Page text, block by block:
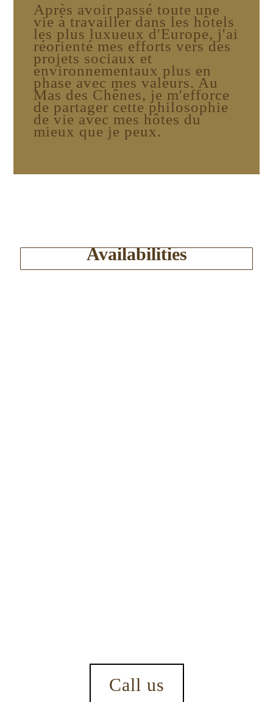
Après avoir passé toute une
vie à travailler dans les hôtels
les plus luxueux d'Europe, j'ai
réorienté mes efforts vers des
projets sociaux et
environnementaux plus en
phase avec mes valeurs. Au
Mas des Chênes, je m'efforce
de partager cette philosophie
de vie avec mes hôtes du
mieux que je peux.
Availabilities
Call us